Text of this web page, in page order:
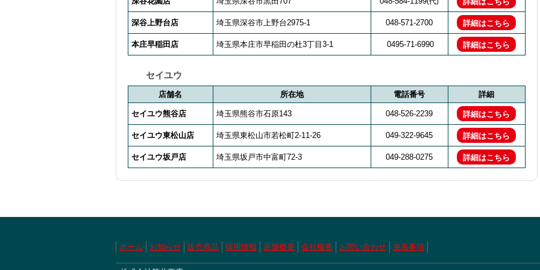
深谷上野台店 埼玉県深谷市上野台2975-1 048-571-2700 詳細はこちら
本庄早稲田店 埼玉県本庄市早稲田の杜3丁目3-1 0495-71-6990 詳細はこちら
セイユウ
店舗名 所在地 電話番号 詳細
セイユウ熊谷店 埼玉県熊谷市石原143 048-526-2239 詳細はこちら
セイユウ東松山店 埼玉県東松山市若松町2-11-26 049-322-9645 詳細はこちら
セイユウ坂戸店 埼玉県坂戸市中富町72-3 049-288-0275 詳細はこちら
ホーム お知らせ 販売商品 採用情報 店舗概要 会社概要 お問い合わせ 免責事項